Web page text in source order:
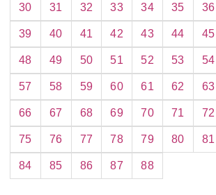
10,2 Prozent der Menschen
Wohnungen gelebt, die für die
Personen zu wenig Zimmer
30 31 32 33 34 35 36
39 40 41 42 43 44 45
48 49 50 51 52 53 54
57 58 59 60 61 62 63
66 67 68 69 70 71 72
75 76 77 78 79 80 81
84 85 86 87 88